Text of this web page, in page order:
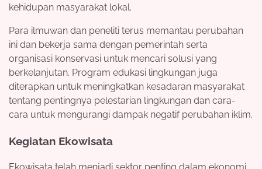
kehidupan masyarakat lokal.
Para ilmuwan dan peneliti terus memantau perubahan
ini dan bekerja sama dengan pemerintah serta
organisasi konservasi untuk mencari solusi yang
berkelanjutan. Program edukasi lingkungan juga
diterapkan untuk meningkatkan kesadaran masyarakat
tentang pentingnya pelestarian lingkungan dan cara-
cara untuk mengurangi dampak negatif perubahan iklim.
Kegiatan Ekowisata
Ekowisata telah menjadi sektor penting dalam ekonomi